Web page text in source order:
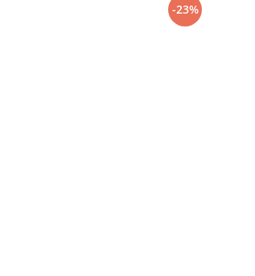
-23%